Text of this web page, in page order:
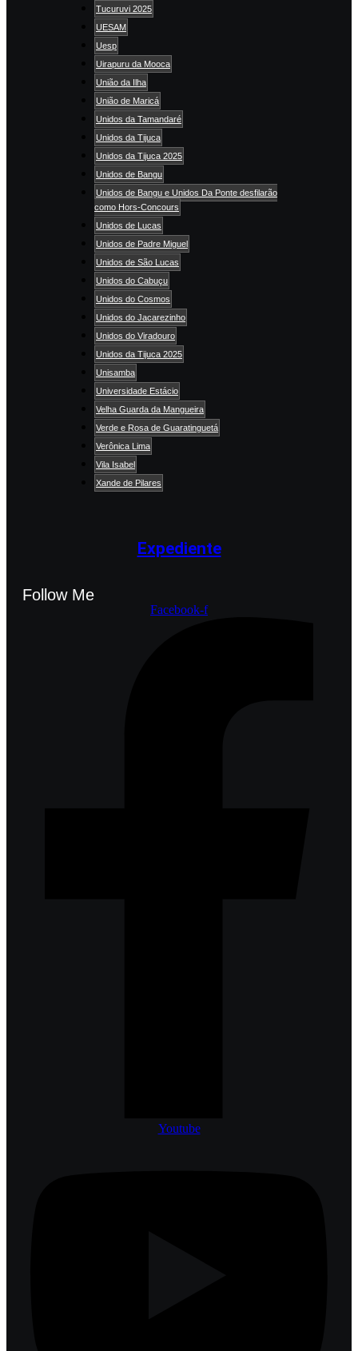
Tucuruvi 2025
UESAM
Uesp
Uirapuru da Mooca
União da Ilha
União de Maricá
Unidos da Tamandaré
Unidos da Tijuca
Unidos da Tijuca 2025
Unidos de Bangu
Unidos de Bangu e Unidos Da Ponte desfilarão
como Hors-Concours
Unidos de Lucas
Unidos de Padre Miguel
Unidos de São Lucas
Unidos do Cabuçu
Unidos do Cosmos
Unidos do Jacarezinho
Unidos do Viradouro
Unidos da Tijuca 2025
Unisamba
Universidade Estácio
Velha Guarda da Mangueira
Verde e Rosa de Guaratinguetá
Verônica Lima
Vila Isabel
Xande de Pilares
Expediente
Follow Me
Facebook-f
Youtube